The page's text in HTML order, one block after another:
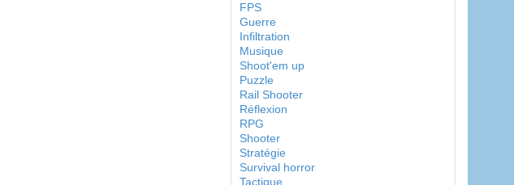
FPS
Guerre
Infiltration
Musique
Shoot'em up
Puzzle
Rail Shooter
Réflexion
RPG
Shooter
Stratégie
Survival horror
Tactique